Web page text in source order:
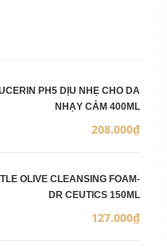
PH5 DỊU NHẸ CHO DA
NHẠY CẢM 400ML
208.000₫
OLIVE CLEANSING FOAM-
DR CEUTICS 150ML
127.000₫